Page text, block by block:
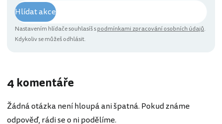
Hlídat akce
Nastavením hlídače souhlasíš spodmínkami zpracování osobních údajů.
Kdykoliv se můžeš odhlásit.
4 komentáře
Žádná otázka není hloupá ani špatná. Pokud známe
odpověď, rádi se o ni podělíme.